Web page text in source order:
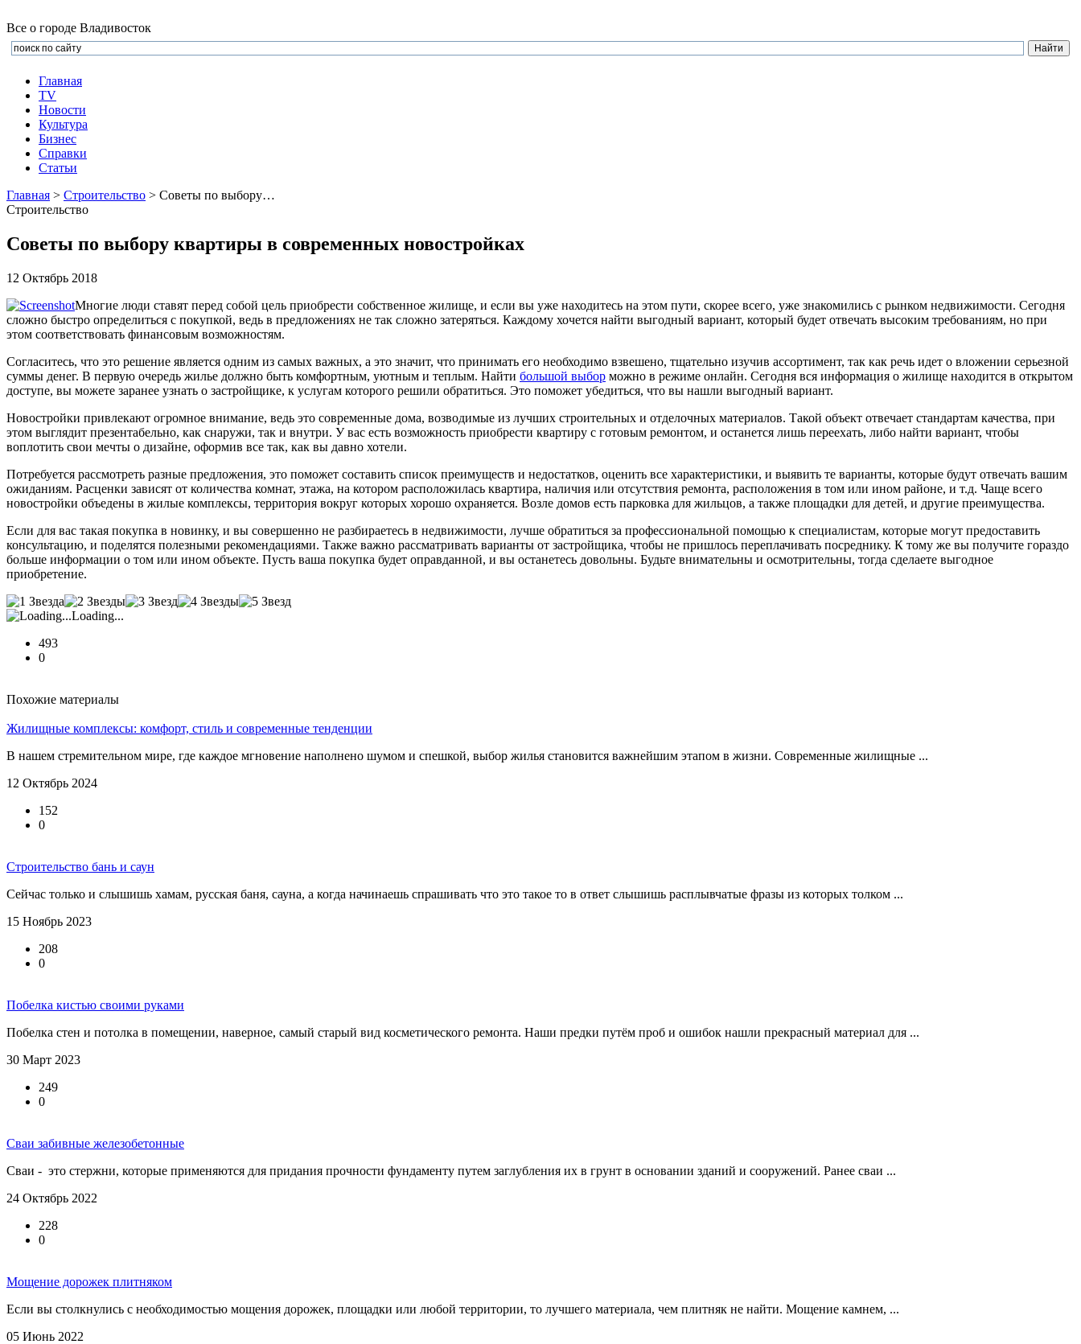
Все о городе Владивосток
Главная
TV
Новости
Культура
Бизнеc
Справки
Статьи
Главная > Строительство > Советы по выбору…
Строительство
Советы по выбору квартиры в современных новостройках
12 Октябрь 2018
Многие люди ставят перед собой цель приобрести собственное жилище, и если вы уже находитесь на этом пути, скорее всего, уже знакомились с рынком недвижимости. Сегодня
сложно быстро определиться с покупкой, ведь в предложениях не так сложно затеряться. Каждому хочется найти выгодный вариант, который будет отвечать высоким требованиям, но при
этом соответствовать финансовым возможностям.
Согласитесь, что это решение является одним из самых важных, а это значит, что принимать его необходимо взвешено, тщательно изучив ассортимент, так как речь идет о вложении серьезной
суммы денег. В первую очередь жилье должно быть комфортным, уютным и теплым. Найти большой выбор можно в режиме онлайн. Сегодня вся информация о жилище находится в открытом
доступе, вы можете заранее узнать о застройщике, к услугам которого решили обратиться. Это поможет убедиться, что вы нашли выгодный вариант.
Новостройки привлекают огромное внимание, ведь это современные дома, возводимые из лучших строительных и отделочных материалов. Такой объект отвечает стандартам качества, при
этом выглядит презентабельно, как снаружи, так и внутри. У вас есть возможность приобрести квартиру с готовым ремонтом, и останется лишь переехать, либо найти вариант, чтобы
воплотить свои мечты о дизайне, оформив все так, как вы давно хотели.
Потребуется рассмотреть разные предложения, это поможет составить список преимуществ и недостатков, оценить все характеристики, и выявить те варианты, которые будут отвечать вашим
ожиданиям. Расценки зависят от количества комнат, этажа, на котором расположилась квартира, наличия или отсутствия ремонта, расположения в том или ином районе, и т.д. Чаще всего
новостройки объедены в жилые комплексы, территория вокруг которых хорошо охраняется. Возле домов есть парковка для жильцов, а также площадки для детей, и другие преимущества.
Если для вас такая покупка в новинку, и вы совершенно не разбираетесь в недвижимости, лучше обратиться за профессиональной помощью к специалистам, которые могут предоставить
консультацию, и поделятся полезными рекомендациями. Также важно рассматривать варианты от застройщика, чтобы не пришлось переплачивать посреднику. К тому же вы получите гораздо
больше информации о том или ином объекте. Пусть ваша покупка будет оправданной, и вы останетесь довольны. Будьте внимательны и осмотрительны, тогда сделаете выгодное
приобретение.
Loading...
493
0
Похожие материалы
Жилищные комплексы: комфорт, стиль и современные тенденции
В нашем стремительном мире, где каждое мгновение наполнено шумом и спешкой, выбор жилья становится важнейшим этапом в жизни. Современные жилищные ...
12 Октябрь 2024
152
0
Строительство бань и саун
Сейчас только и слышишь хамам, русская баня, сауна, а когда начинаешь спрашивать что это такое то в ответ слышишь расплывчатые фразы из которых толком ...
15 Ноябрь 2023
208
0
Побелка кистью своими руками
Побелка стен и потолка в помещении, наверное, самый старый вид косметического ремонта. Наши предки путём проб и ошибок нашли прекрасный материал для ...
30 Март 2023
249
0
Сваи забивные железобетонные
Сваи - это стержни, которые применяются для придания прочности фундаменту путем заглубления их в грунт в основании зданий и сооружений. Ранее сваи ...
24 Октябрь 2022
228
0
Мощение дорожек плитняком
Если вы столкнулись с необходимостью мощения дорожек, площадки или любой территории, то лучшего материала, чем плитняк не найти. Мощение камнем, ...
05 Июнь 2022